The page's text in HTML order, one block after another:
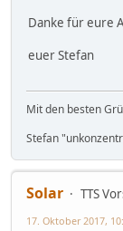
Danke für eure
euer Stefan
Mit den besten
Stefan
Solar
TTS
17. Oktober 2017,